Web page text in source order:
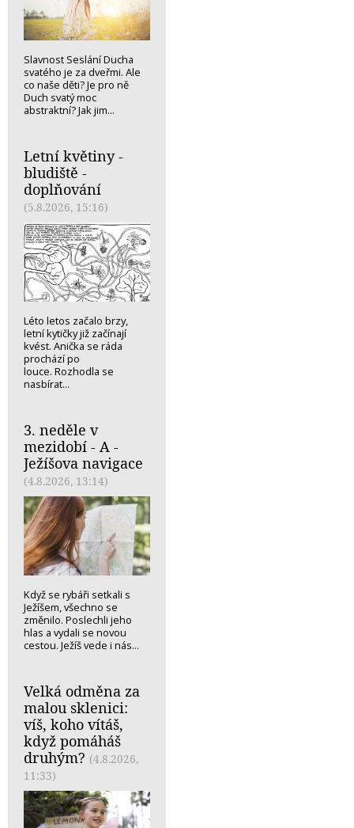
Slavnost Seslání Ducha
svatého je za dveřmi. Ale
co naše děti? Je pro ně
Duch svatý moc
abstraktní? Jak jim...
Letní květiny -
bludiště -
doplňování
(5.8.2026, 15:16)
Léto letos začalo brzy,
letní kytičky již začínají
kvést. Anička se ráda
prochází po
louce. Rozhodla se
nasbírat...
3. neděle v
mezidobí - A -
Ježíšova navigace
(4.8.2026, 13:14)
Když se rybáři setkali s
Ježíšem, všechno se
změnilo. Poslechli jeho
hlas a vydali se novou
cestou. Ježíš vede i nás...
Velká odměna za
malou sklenici:
víš, koho vítáš,
když pomáháš
druhým? (4.8.2026,
11:33)